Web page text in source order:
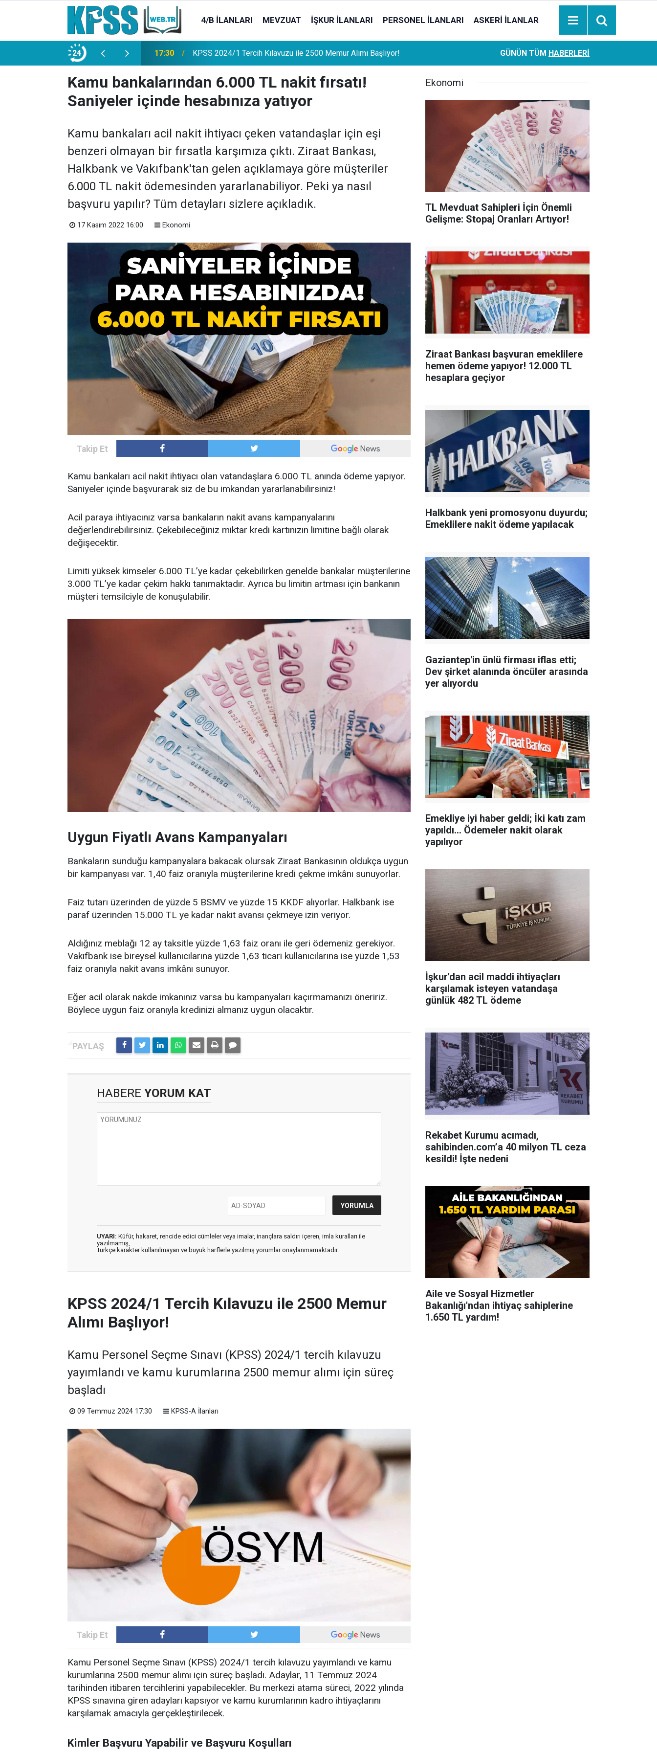
4/B İLANLARI MEVZUAT İŞKUR İLANLARI PERSONEL İLANLARI ASKERI İLANLAR
24
Memur Alımı Başlıyor! 21:20 TL Mevduat Sahipleri İçin Önemli Gelişme: Stopaj Oranları Artıyor!
Ziraat Bankası başvuran emeklilere hemen ödeme
hesaplara geçiyor
GÜNÜN TÜM HABERLERI
Kamu bankalarından 6.000 TL nakit fırsatı!
Saniyeler içinde hesabınıza yatıyor
Kamu bankaları acil nakit ihtiyacı çeken vatandaşlar için eşi
benzeri olmayan bir fırsatla karşımıza çıktı. Ziraat Bankası,
Halkbank ve Vakıfbank'tan gelen açıklamaya göre müşteriler
6.000 TL nakit ödemesinden yararlanabiliyor. Peki ya nasıl
başvuru yapılır? Tüm detayları sizlere açıkladık.
17 Kasım 2022 16:00 Ekonomi
Kamu bankaları acil nakit ihtiyacı olan vatandaşlara 6.000 TL anında ödeme yapıyor.
Saniyeler içinde başvurarak siz de bu imkandan yararlanabilirsiniz!
Acil paraya ihtiyacınız varsa bankaların nakit avans kampanyalarını
değerlendirebilirsiniz. Çekebileceğiniz miktar kredi kartınızın limitine bağlı olarak
değişecektir.
Limiti yüksek kimseler 6.000 TL’ye kadar çekebilirken genelde bankalar müşterilerine
3.000 TL’ye kadar çekim hakkı tanımaktadır. Ayrıca bu limitin artması için bankanın
müşteri temsilciyle de konuşulabilir.
Uygun Fiyatlı Avans Kampanyaları
Bankaların sunduğu kampanyalara bakacak olursak Ziraat Bankasının oldukça uygun
bir kampanyası var. 1,40 faiz oranıyla müşterilerine kredi çekme imkânı sunuyorlar.
Faiz tutarı üzerinden de yüzde 5 BSMV ve yüzde 15 KKDF alıyorlar. Halkbank ise
paraf üzerinden 15.000 TL ye kadar nakit avansı çekmeye izin veriyor.
Aldığınız meblağı 12 ay taksitle yüzde 1,63 faiz oranı ile geri ödemeniz gerekiyor.
Vakıfbank ise bireysel kullanıcılarına yüzde 1,63 ticari kullanıcılarına ise yüzde 1,53
faiz oranıyla nakit avans imkânı sunuyor.
Eğer acil olarak nakde imkanınız varsa bu kampanyaları kaçırmamanızı öneririz.
Böylece uygun faiz oranıyla kredinizi almanız uygun olacaktır.
HABERE YORUM KAT
UYARI: Küfür, hakaret, rencide edici cümleler veya imalar, inançlara saldırı içeren, imla kuralları ile
yazılmamış,
Türkçe karakter kullanılmayan ve büyük harflerle yazılmış yorumlar onaylanmamaktadır.
KPSS 2024/1 Tercih Kılavuzu ile 2500 Memur
Alımı Başlıyor!
Kamu Personel Seçme Sınavı (KPSS) 2024/1 tercih kılavuzu
yayımlandı ve kamu kurumlarına 2500 memur alımı için süreç
başladı
09 Temmuz 2024 17:30 KPSS-A İlanları
Kamu Personel Seçme Sınavı (KPSS) 2024/1 tercih kılavuzu yayımlandı ve kamu
kurumlarına 2500 memur alımı için süreç başladı. Adaylar, 11 Temmuz 2024
tarihinden itibaren tercihlerini yapabilecekler. Bu merkezi atama süreci, 2022 yılında
KPSS sınavına giren adayları kapsıyor ve kamu kurumlarının kadro ihtiyaçlarını
karşılamak amacıyla gerçekleştirilecek.
Kimler Başvuru Yapabilir ve Başvuru Koşulları
Ekonomi
TL Mevduat Sahipleri İçin Önemli
Gelişme: Stopaj Oranları Artıyor!
Ziraat Bankası başvuran emeklilere
hemen ödeme yapıyor! 12.000 TL
hesaplara geçiyor
Halkbank yeni promosyonu duyurdu;
Emeklilere nakit ödeme yapılacak
Gaziantep'in ünlü firması iflas etti;
Dev şirket alanında öncüler arasında
yer alıyordu
Emekliye iyi haber geldi; İki katı zam
yapıldı... Ödemeler nakit olarak
yapılıyor
İşkur'dan acil maddi ihtiyaçları
karşılamak isteyen vatandaşa
günlük 482 TL ödeme
Rekabet Kurumu acımadı,
sahibinden.com’a 40 milyon TL ceza
kesildi! İşte nedeni
Aile ve Sosyal Hizmetler
Bakanlığı'ndan ihtiyaç sahiplerine
1.650 TL yardım!